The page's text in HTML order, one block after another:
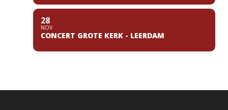
28
NOV
CONCERT GROTE KERK - LEERDAM